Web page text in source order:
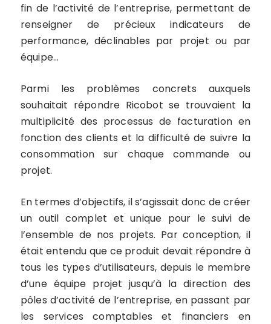
fin de l’activité de l’entreprise, permettant de
renseigner de précieux indicateurs de
performance, déclinables par projet ou par
équipe…
Parmi les problèmes concrets auxquels
souhaitait répondre Ricobot se trouvaient la
multiplicité des processus de facturation en
fonction des clients et la difficulté de suivre la
consommation sur chaque commande ou
projet.
En termes d’objectifs, il s’agissait donc de créer
un outil complet et unique pour le suivi de
l’ensemble de nos projets. Par conception, il
était entendu que ce produit devait répondre à
tous les types d’utilisateurs, depuis le membre
d’une équipe projet jusqu’à la direction des
pôles d’activité de l’entreprise, en passant par
les services comptables et financiers en